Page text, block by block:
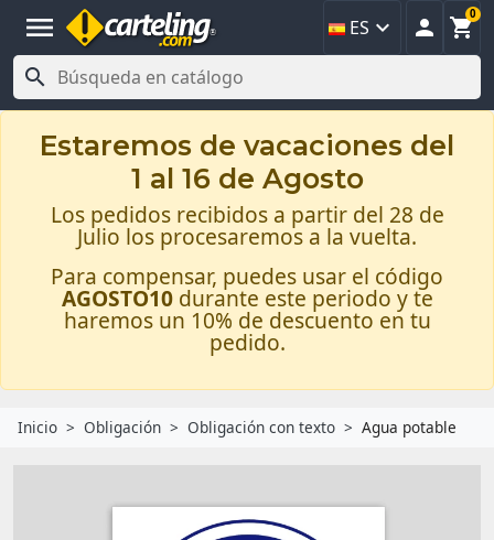
menu ES   
0

Estaremos de vacaciones del
1 al 16 de Agosto
Los pedidos recibidos a partir del 28 de
Julio los procesaremos a la vuelta.
Para compensar, puedes usar el código
AGOSTO10 durante este periodo y te
haremos un 10% de descuento en tu
pedido.
Inicio Obligación Obligación con texto Agua potable